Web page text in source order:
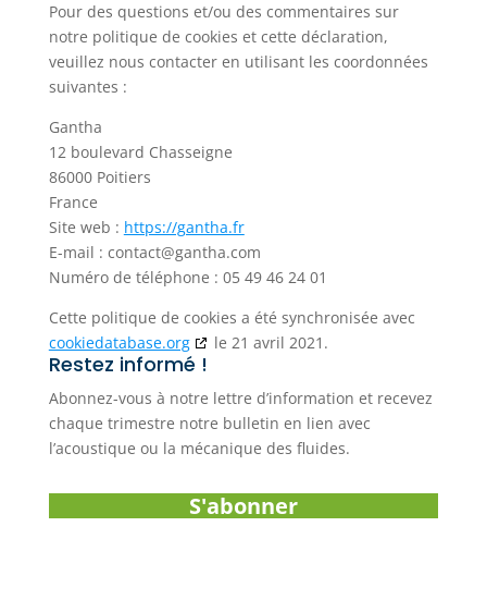
Pour des questions et/ou des commentaires sur
notre politique de cookies et cette déclaration,
veuillez nous contacter en utilisant les coordonnées
suivantes :
Gantha
12 boulevard Chasseigne
86000 Poitiers
France
Site web : https://gantha.fr
E-mail : contact@gantha.com
Numéro de téléphone : 05 49 46 24 01
Cette politique de cookies a été synchronisée avec
cookiedatabase.org
le 21 avril 2021.
Restez informé !
Abonnez-vous à notre lettre d’information et recevez
chaque trimestre notre bulletin en lien avec
l’acoustique ou la mécanique des fluides.
S'abonner